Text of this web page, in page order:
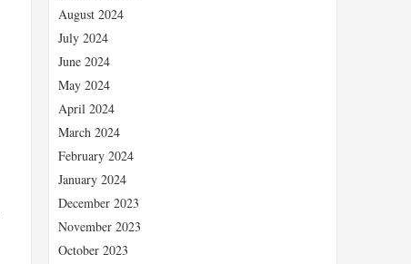
August 2024
July 2024
June 2024
May 2024
April 2024
March 2024
February 2024
January 2024
December 2023
November 2023
October 2023